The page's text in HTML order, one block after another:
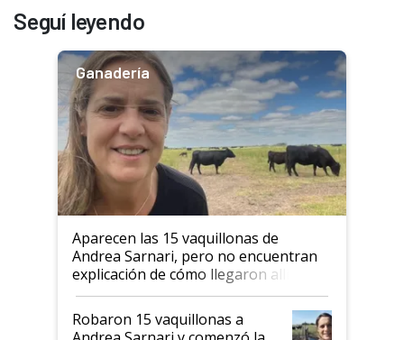
Seguí leyendo
Ganadería
Aparecen las 15 vaquillonas de
Andrea Sarnari, pero no encuentran
explicación de cómo llegaron allí
Robaron 15 vaquillonas a